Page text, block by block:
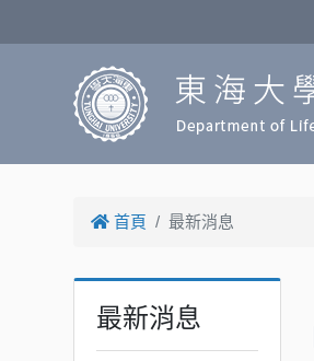
首頁 最新消息
最新消息